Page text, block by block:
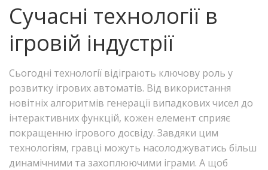
Сучасні технології в
ігровій індустрії
Сьогодні технології відіграють ключову роль у
розвитку ігрових автоматів. Від використання
новітніх алгоритмів генерації випадкових чисел до
інтерактивних функцій, кожен елемент сприяє
покращенню ігрового досвіду. Завдяки цим
технологіям, гравці можуть насолоджуватись більш
динамічними та захоплюючими іграми. А щоб